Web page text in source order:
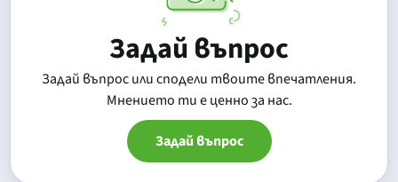
Задай въпрос
Задай въпрос или сподели твоите впечатления.
Mнението ти е ценно за нас.
Задай въпрос